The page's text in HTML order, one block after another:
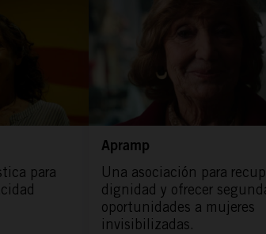
para
Apramp
Una asociación para
dignidad y ofrecer
oportunidades a mujeres
invisibilizadas.